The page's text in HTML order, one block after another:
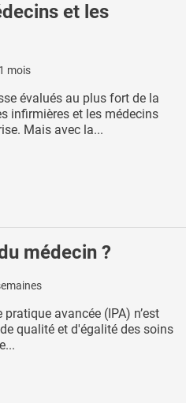
et les
mois
évalués au plus fort de la
infirmières et les médecins
Mais avec la...
médecin ?
avancée (IPA) n’est
qualité et d'égalité des soins